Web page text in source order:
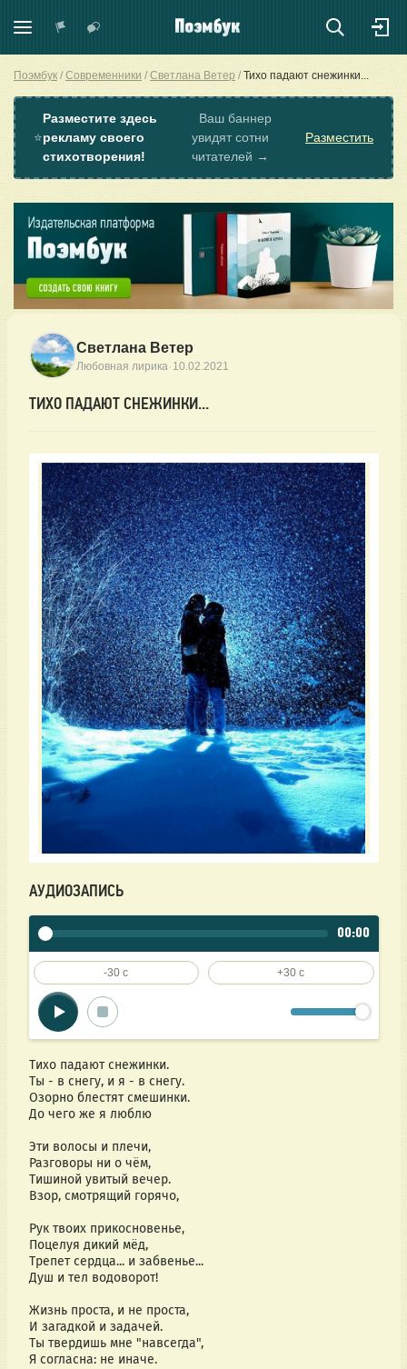
Поэмбук Современники Светлана Ветер Тихо падают снежинки...
⭐
Разместите здесь
рекламу своего
стихотворения!
Ваш баннер
увидят сотни
читателей →
Разместить
Светлана Ветер
Любовная лирика· 10.02.2021
ТИХО ПАДАЮТ СНЕЖИНКИ...
АУДИОЗАПИСЬ
00:00
-30 c +30 c
Тихо падают снежинки.
Ты - в снегу, и я - в снегу.
Озорно блестят смешинки.
До чего же я люблю
Эти волосы и плечи,
Разговоры ни о чём,
Тишиной увитый вечер.
Взор, смотрящий горячо,
Рук твоих прикосновенье,
Поцелуя дикий мёд,
Трепет сердца... и забвенье...
Душ и тел водоворот!
Жизнь проста, и не проста,
И загадкой и задачей.
Ты твердишь мне "навсегда",
Я согласна: не иначе.